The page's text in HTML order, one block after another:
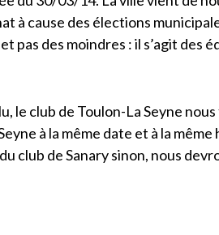
à cause des élections
pas des moindres : il s’agit des
le club de Toulon-La Seyne
à la même date et à la même
club de Sanary sinon, nous